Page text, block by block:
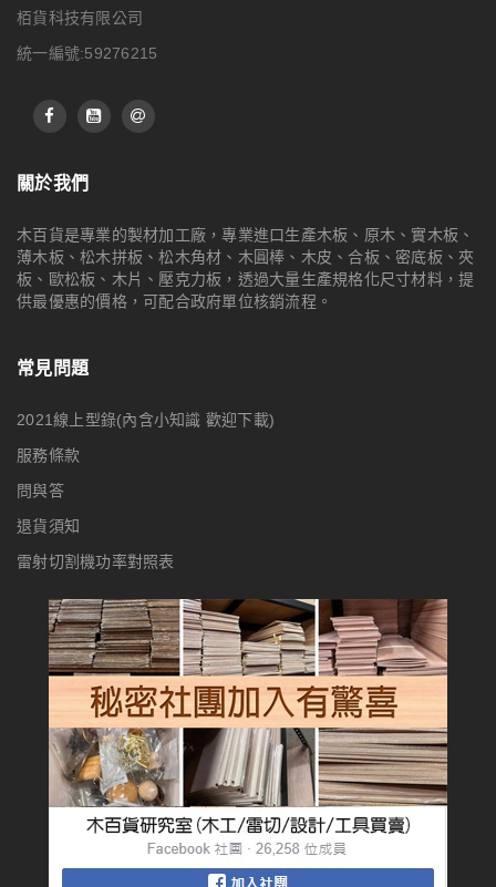
栢貨科技有限公司
統一編號:59276215
關於我們
木百貨是專業的製材加工廠，專業進口生產木板、原木、實木板、
薄木板、松木拼板、松木角材、木圓棒、木皮、合板、密底板、夾
板、歐松板、木片、壓克力板，透過大量生產規格化尺寸材料，提
供最優惠的價格，可配合政府單位核銷流程。
常見問題
2021線上型錄(內含小知識 歡迎下載)
服務條款
問與答
退貨須知
雷射切割機功率對照表